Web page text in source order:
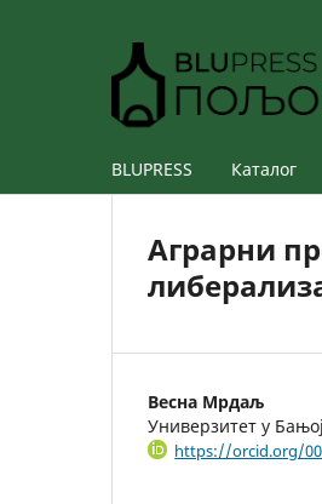
BLUPRESS Каталог
Аграрни
Весна Мрдаљ
Универзитет у
https://orcid.org/